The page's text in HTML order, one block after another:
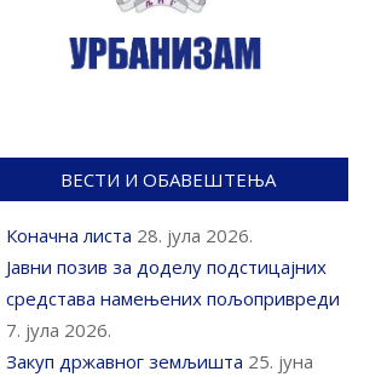
ВЕСТИ И ОБАВЕШТЕЊА
Коначна листа 28. јула 2026.
Јавни позив за доделу подстицајних
средстава намењених пољопривреди
7. јула 2026.
Закуп државног земљишта 25. јуна